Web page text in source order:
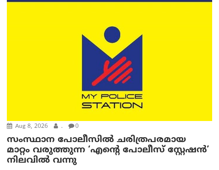
Aug 8, 2026 . 0
സംസ്ഥാന പോലീസിൽ ചരിത്രപരമായ
മാറ്റം വരുത്തുന്ന ‘എന്റെ പോലീസ് സ്റ്റേഷൻ’
നിലവില്‍ വന്നു